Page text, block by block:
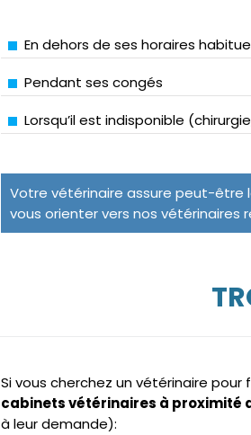
En dehors de ses horaires
Pendant ses congés
Lorsqu’il est indisponible
Votre vétérinaire assure peut-être
vous orienter vers nos vétérinaires
Si vous cherchez un vétérinaire
cabinets vétérinaires à proximité
à leur demande):